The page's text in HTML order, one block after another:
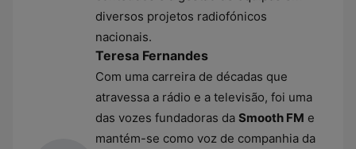
diversos projetos radiofónicos
nacionais.
Teresa Fernandes
Com uma carreira de décadas que
atravessa a rádio e a televisão, foi uma
das vozes fundadoras da Smooth FM e
mantém-se como voz de companhia da